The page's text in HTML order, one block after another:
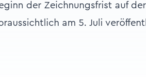
der Zeichnungsfrist auf
am 5. Juli